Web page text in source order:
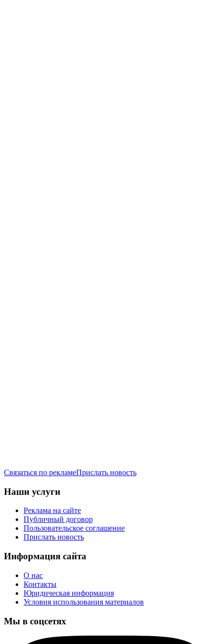
Связаться по рекламеПрислать новость
Наши услуги
Реклама на сайте
Публичный договор
Пользовательское соглашение
Прислать новость
Информация сайта
О нас
Контакты
Юридическая информация
Условия использования материалов
Мы в соцсетях